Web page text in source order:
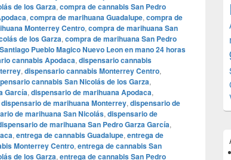
de los Garza, compra de cannabis San Pedro
, compra de marihuana Guadalupe, compra de
Monterrey Centro, compra de marihuana San
de los Garza, compra de marihuana San Pedro
Pueblo Magico Nuevo Leon en mano 24 horas
cannabis Apodaca, dispensario cannabis
, dispensario cannabis Monterrey Centro,
cannabis San Nicolás de los Garza,
García, dispensario de marihuana Apodaca,
dispensario de marihuana Monterrey, dispensario de
de marihuana San Nicolás, dispensario de
de marihuana San Pedro Garza García,
, entrega de cannabis Guadalupe, entrega de
Monterrey Centro, entrega de cannabis San
de los Garza, entrega de cannabis San Pedro